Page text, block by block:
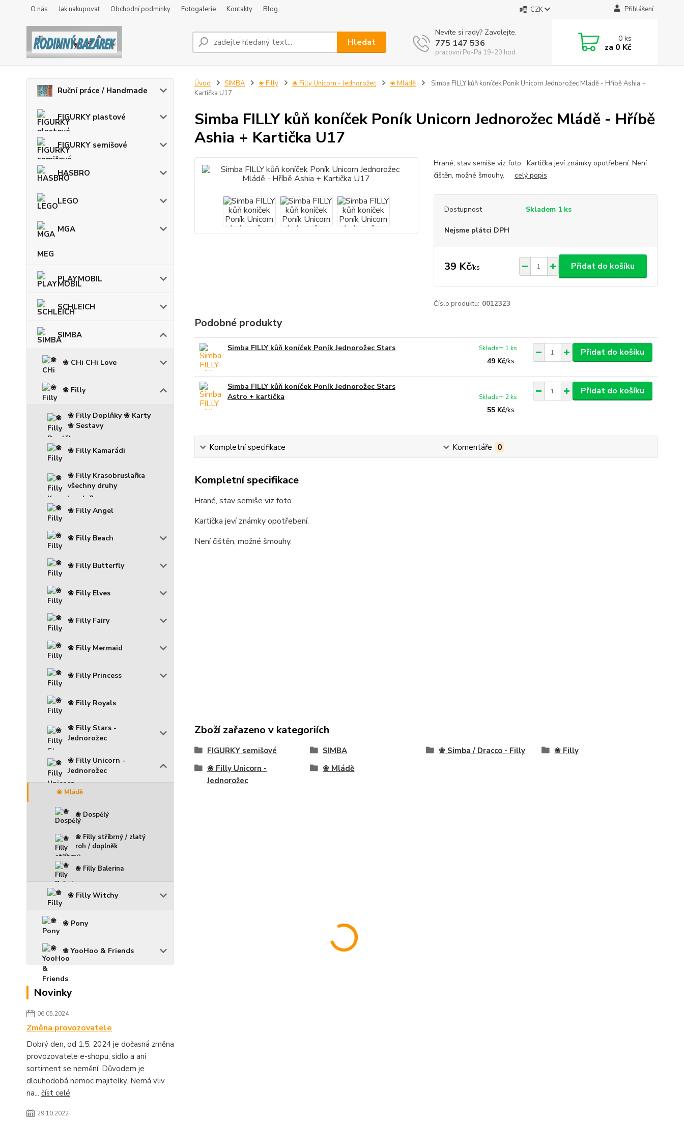
O nás Jak nakupovat Obchodní podmínky Fotogalerie Kontakty Blog CZK Přihlášení
Hledat
Nevíte si rady? Zavolejte.
775 147 536
pracovní Po-Pá 19-20 hod.
0ks
za 0 Kč
Ruční práce / Handmade
FIGURKY plastové
FIGURKY semišové
HASBRO
LEGO
MGA
MEG
PLAYMOBIL
SCHLEICH
SIMBA
❀ CHi CHi Love
❀ Filly
❀ Filly Doplňky ❀ Karty
❀ Sestavy
❀ Filly Kamarádi
❀ Filly Krasobruslařka
všechny druhy
❀ Filly Angel
❀ Filly Beach
❀ Filly Butterfly
❀ Filly Elves
❀ Filly Fairy
❀ Filly Mermaid
❀ Filly Princess
❀ Filly Royals
❀ Filly Stars -
Jednorožec
❀ Filly Unicorn -
Jednorožec
❀ Mládě
❀ Dospělý
❀ Filly stříbrný / zlatý
roh / doplněk
❀ Filly Balerina
❀ Filly Witchy
❀ Pony
❀ YooHoo & Friends
Novinky
06.05.2024
Změna provozovatele
Dobrý den, od 1.5. 2024 je dočasná změna
provozovatele e-shopu, sídlo a ani
sortiment se nemění. Důvodem je
dlouhodobá nemoc majitelky. Nemá vliv
na... číst celé
29.10.2022
Úvod SIMBA ❀ Filly ❀ Filly Unicorn - Jednorožec ❀ Mládě
Simba FILLY kůň koníček Poník Unicorn Jednorožec Mládě - Hříbě Ashia +
Kartička U17
Simba FILLY kůň koníček Poník Unicorn Jednorožec Mládě - Hříbě
Ashia + Kartička U17
Hrané, stav semiše viz foto. Kartička jeví známky opotřebení. Není
čištěn, možné šmouhy. celý popis
Dostupnost Skladem 1 ks
Nejsme plátci DPH
39 Kč/ks Přidat do košíku
Číslo produktu: 0012323
Podobné produkty
Simba FILLY kůň koníček Poník Jednorožec Stars
49 Kč/ks
Skladem 1 ks Přidat do košíku
Simba FILLY kůň koníček Poník Jednorožec Stars
Astro + kartička
55 Kč/ks
Skladem 2 ks
Přidat do košíku
Kompletní specifikace Komentáře 0
Kompletní specifikace
Hrané, stav semiše viz foto.
Kartička jeví známky opotřebení.
Není čištěn, možné šmouhy.
Zboží zařazeno v kategoriích
FIGURKY semišové SIMBA ❀ Simba / Dracco - Filly
❀ Filly
❀ Filly Unicorn -
Jednorožec
❀ Mládě